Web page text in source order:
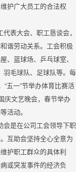
护广大员工的合法权
表大会、职工恳谈会，
谐劳动关系。工会积极
、蓝球场、乒乓球室、
羽毛球队、足球队等。每
“五一”节举办体育比赛活
庆文艺晚会，春节举办
活动。
是在公司工会领导下职
互助会坚持全心全意为
护职工群众的具体利
或突发事件的经济负